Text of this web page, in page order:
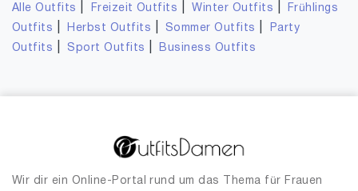
Alle Outfits Freizeit Outfits |Winter Outfits
Frühlings
Outfits
Herbst Outfits Sommer Outfits
Party
Outfits
Sport Outfits Business Outfits
Wir dir ein Online-Portal rund um das Thema für Frauen